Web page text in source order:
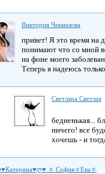
Виктория Чекмазова
привет! Я это время на
понимают что со мной
на фоне моего
Теперь я надеюсь
Светлана Светлая
бедненькая...
ничего! все
хочешь - и
☼ София☼Ева☼